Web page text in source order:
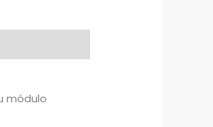
módulo